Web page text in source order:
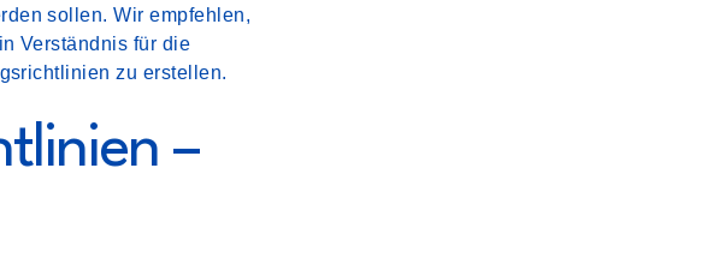
sollen. Wir empfehlen,
Verständnis für die
zu erstellen.
–